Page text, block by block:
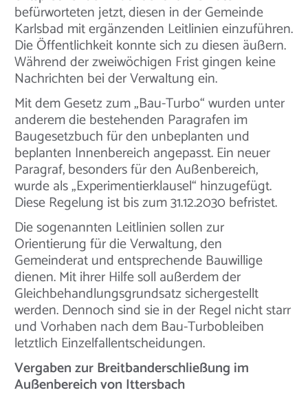
befürworteten jetzt, diesen in der Gemeinde
Karlsbad mit ergänzenden Leitlinien einzuführen.
Die Öffentlichkeit konnte sich zu diesen äußern.
Während der zweiwöchigen Frist gingen keine
Nachrichten bei der Verwaltung ein.
Mit dem Gesetz zum „Bau-Turbo“ wurden unter
anderem die bestehenden Paragrafen im
Baugesetzbuch für den unbeplanten und
beplanten Innenbereich angepasst. Ein neuer
Paragraf, besonders für den Außenbereich,
wurde als „Experimentierklausel“ hinzugefügt.
Diese Regelung ist bis zum 31.12.2030 befristet.
Die sogenannten Leitlinien sollen zur
Orientierung für die Verwaltung, den
Gemeinderat und entsprechende Bauwillige
dienen. Mit ihrer Hilfe soll außerdem der
Gleichbehandlungsgrundsatz sichergestellt
werden. Dennoch sind sie in der Regel nicht starr
und Vorhaben nach dem Bau-Turbobleiben
letztlich Einzelfallentscheidungen.
Vergaben zur Breitbanderschließung im
Außenbereich von Ittersbach